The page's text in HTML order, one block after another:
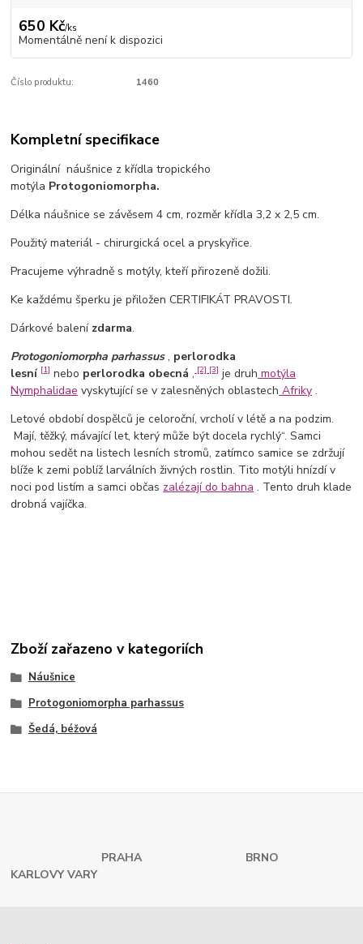
650 Kč/ks
Momentálně není k dispozici
Číslo produktu: 1460
Kompletní specifikace
Originální náušnice z křídla tropického
motýla Protogoniomorpha.
Délka náušnice se závěsem 4 cm, rozměr křídla 3,2 x 2,5 cm.
Použitý materiál - chirurgická ocel a pryskyřice.
Pracujeme výhradně s motýly, kteří přirozeně dožili.
Ke každému šperku je přiložen CERTIFIKÁT PRAVOSTI.
Dárkové balení zdarma.
Protogoniomorpha parhassus, perlorodka
lesní [1]nebo perlorodka obecná , [2] [3]je druh motýla
Nymphalidae vyskytující se v zalesněných oblastech Afriky .
Letové období dospělců je celoroční, vrcholí v létě a na podzim.
Mají, těžký, mávající let, který může být docela rychlý“. Samci
mohou sedět na listech lesních stromů, zatímco samice se zdržují
blíže k zemi poblíž larválních živných rostlin. Tito motýli hnízdí v
noci pod listím a samci občas zalézají do bahna . Tento druh klade
drobná vajíčka.
Zboží zařazeno v kategoriích
Náušnice
Protogoniomorpha parhassus
Šedá, béžová
PRAHA
BRNO
KARLOVY VARY